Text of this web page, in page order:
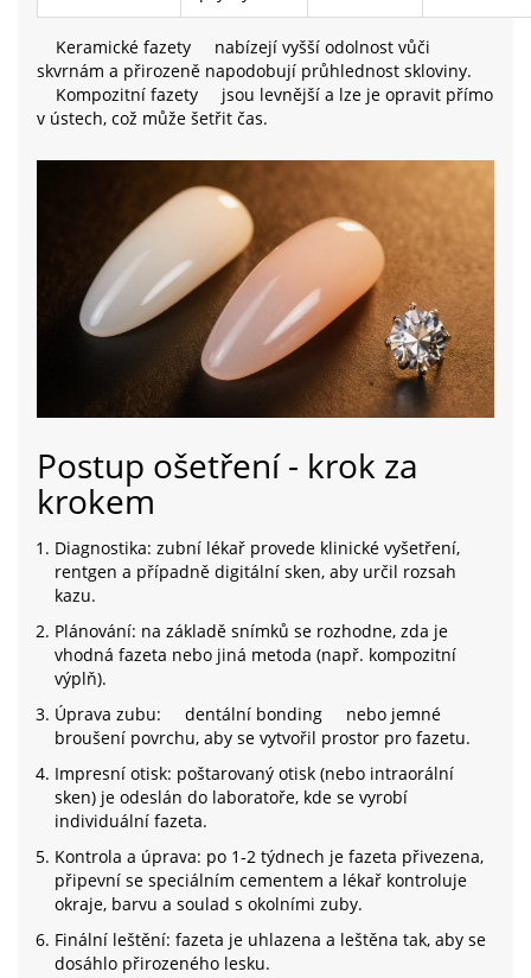
Keramické fazety
nabízejí vyšší odolnost vůči
skvrnám a přirozeně napodobují průhlednost skloviny.
Kompozitní fazety
jsou levnější a lze je opravit přímo
v ústech, což může šetřit čas.
Postup ošetření - krok za
krokem
Diagnostika: zubní lékař provede klinické vyšetření,
rentgen a případně digitální sken, aby určil rozsah
kazu.
Plánování: na základě snímků se rozhodne, zda je
vhodná fazeta nebo jiná metoda (např. kompozitní
výplň).
Úprava zubu:
dentální bonding
nebo jemné
broušení povrchu, aby se vytvořil prostor pro fazetu.
Impresní otisk: poštarovaný otisk (nebo intraorální
sken) je odeslán do laboratoře, kde se vyrobí
individuální fazeta.
Kontrola a úprava: po 1‑2 týdnech je fazeta přivezena,
připevní se speciálním cementem a lékař kontroluje
okraje, barvu a soulad s okolními zuby.
Finální leštění: fazeta je uhlazena a leštěna tak, aby se
dosáhlo přirozeného lesku.